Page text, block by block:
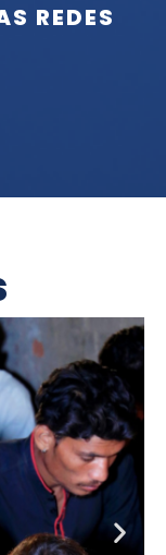
REDES